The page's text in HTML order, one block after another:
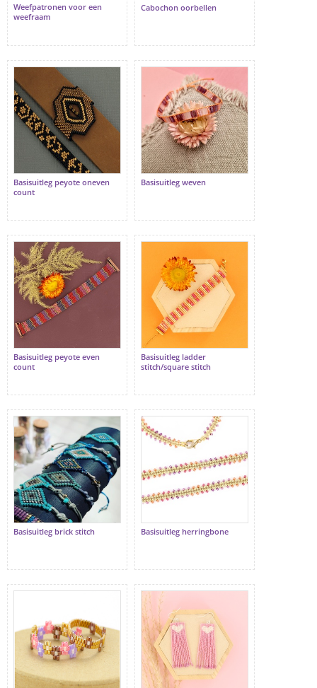
Weefpatronen voor een
weefraam
Cabochon oorbellen
Basisuitleg peyote oneven
count
Basisuitleg weven
Basisuitleg peyote even
count
Basisuitleg ladder
stitch/square stitch
Basisuitleg brick stitch Basisuitleg herringbone